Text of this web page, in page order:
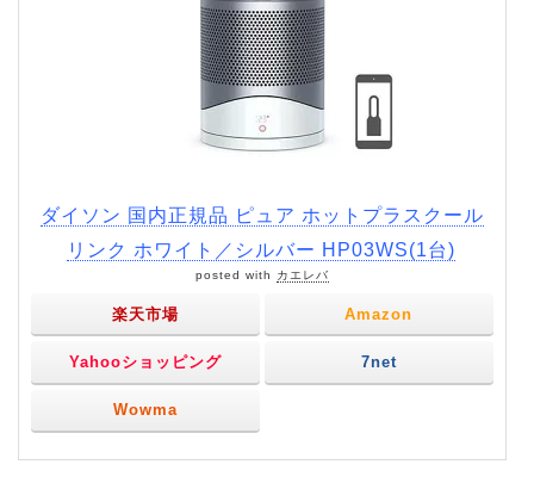
ダイソン 国内正規品 ピュア ホットプラスクール
リンク ホワイト／シルバー HP03WS(1台)
posted with カエレバ
楽天市場 Amazon
Yahooショッピング 7net
Wowma